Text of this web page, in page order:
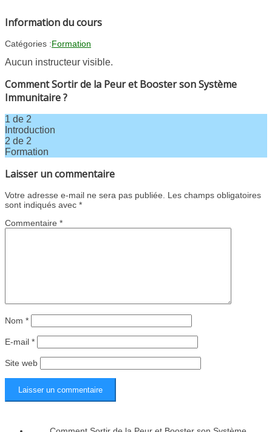
Information du cours
Catégories :Formation
Aucun instructeur visible.
Comment Sortir de la Peur et Booster son Système
Immunitaire ?
1 de 2
Introduction
Lesson
1
2
section
Comment
de
Immunitaire
?.
Vous
devez
inscrire
ce
cours
accéder
2 de 2
Formation
2
2
within
Comment
son
Système
Immunitaire
?.
devez
inscrire
à
cours
Laisser un commentaire
Votre adresse e-mail ne sera pas publiée. Les champs obligatoires
sont indiqués avec *
Commentaire *
Nom *
E-mail *
Site web